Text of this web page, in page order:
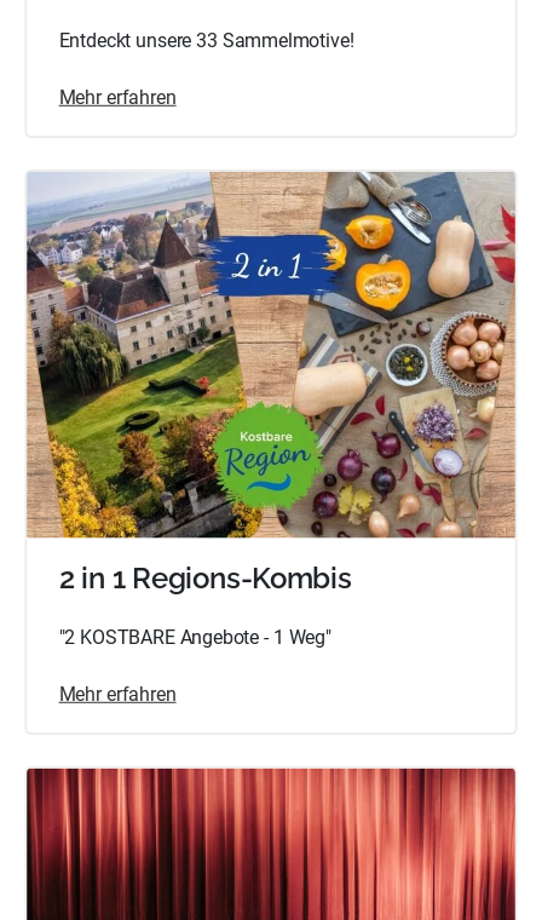
Entdeckt unsere 33 Sammelmotive!
Mehr erfahren
2 in 1 Regions-Kombis
"2 KOSTBARE Angebote - 1 Weg"
Mehr erfahren